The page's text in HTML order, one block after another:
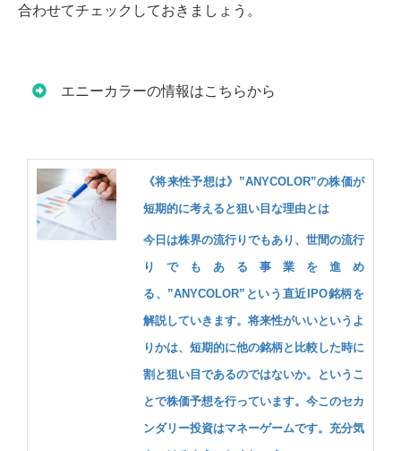
合わせてチェックしておきましょう。
エニーカラーの情報はこちらから
《将来性予想は》”ANYCOLOR”の株価が
短期的に考えると狙い目な理由とは
今日は株界の流行りでもあり、世間の流行
りでもある事業を進め
る、”ANYCOLOR”という直近IPO銘柄を
解説していきます。将来性がいいというよ
りかは、短期的に他の銘柄と比較した時に
割と狙い目であるのではないか。というこ
とで株価予想を行っています。今このセカ
ンダリー投資はマネーゲームです。充分気